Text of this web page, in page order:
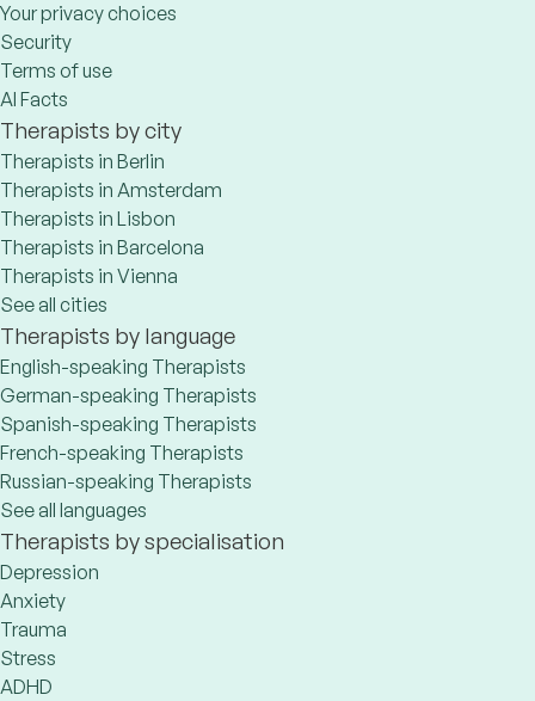
Your privacy choices
Security
Terms of use
AI Facts
Therapists by city
Therapists in Berlin
Therapists in Amsterdam
Therapists in Lisbon
Therapists in Barcelona
Therapists in Vienna
See all cities
Therapists by language
English-speaking Therapists
German-speaking Therapists
Spanish-speaking Therapists
French-speaking Therapists
Russian-speaking Therapists
See all languages
Therapists by specialisation
Depression
Anxiety
Trauma
Stress
ADHD